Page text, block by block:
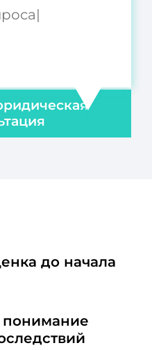
до начала
понимание